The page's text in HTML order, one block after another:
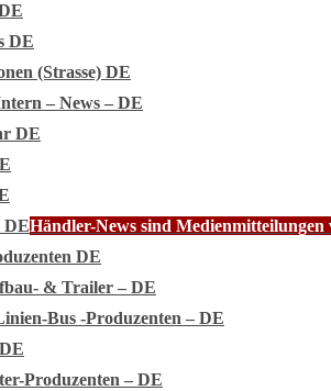
DE
(Strasse) DE
– News – DE
DE
DEHändler-News sind
DE
& Trailer – DE
Bus -Produzenten – DE
Produzenten – DE